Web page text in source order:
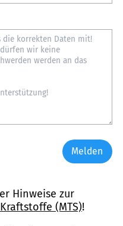
Melden
Hinweise zur
(MTS)!